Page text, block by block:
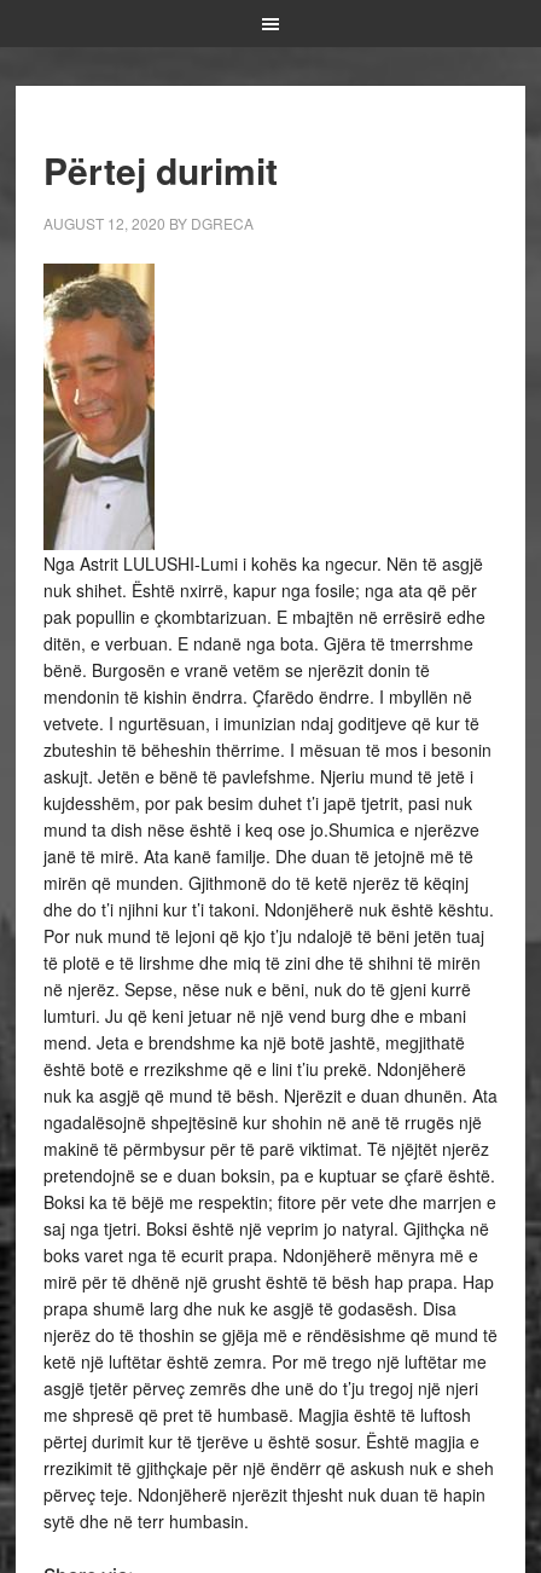
Përtej durimit
AUGUST 12, 2020 BY DGRECA
Nga Astrit LULUSHI-Lumi i kohës ka ngecur. Nën të asgjë
nuk shihet. Është nxirrë, kapur nga fosile; nga ata që për
pak popullin e çkombtarizuan. E mbajtën në errësirë edhe
ditën, e verbuan. E ndanë nga bota. Gjëra të tmerrshme
bënë. Burgosën e vranë vetëm se njerëzit donin të
mendonin të kishin ëndrra. Çfarëdo ëndrre. I mbyllën në
vetvete. I ngurtësuan, i imunizian ndaj goditjeve që kur të
zbuteshin të bëheshin thërrime. I mësuan të mos i besonin
askujt. Jetën e bënë të pavlefshme. Njeriu mund të jetë i
kujdesshëm, por pak besim duhet t’i japë tjetrit, pasi nuk
mund ta dish nëse është i keq ose jo.Shumica e njerëzve
janë të mirë. Ata kanë familje. Dhe duan të jetojnë më të
mirën që munden. Gjithmonë do të ketë njerëz të këqinj
dhe do t’i njihni kur t’i takoni. Ndonjëherë nuk është kështu.
Por nuk mund të lejoni që kjo t’ju ndalojë të bëni jetën tuaj
të plotë e të lirshme dhe miq të zini dhe të shihni të mirën
në njerëz. Sepse, nëse nuk e bëni, nuk do të gjeni kurrë
lumturi. Ju që keni jetuar në një vend burg dhe e mbani
mend. Jeta e brendshme ka një botë jashtë, megjithatë
është botë e rrezikshme që e lini t’iu prekë. Ndonjëherë
nuk ka asgjë që mund të bësh. Njerëzit e duan dhunën. Ata
ngadalësojnë shpejtësinë kur shohin në anë të rrugës një
makinë të përmbysur për të parë viktimat. Të njëjtët njerëz
pretendojnë se e duan boksin, pa e kuptuar se çfarë është.
Boksi ka të bëjë me respektin; fitore për vete dhe marrjen e
saj nga tjetri. Boksi është një veprim jo natyral. Gjithçka në
boks varet nga të ecurit prapa. Ndonjëherë mënyra më e
mirë për të dhënë një grusht është të bësh hap prapa. Hap
prapa shumë larg dhe nuk ke asgjë të godasësh. Disa
njerëz do të thoshin se gjëja më e rëndësishme që mund të
ketë një luftëtar është zemra. Por më trego një luftëtar me
asgjë tjetër përveç zemrës dhe unë do t’ju tregoj një njeri
me shpresë që pret të humbasë. Magjia është të luftosh
përtej durimit kur të tjerëve u është sosur. Është magjia e
rrezikimit të gjithçkaje për një ëndërr që askush nuk e sheh
përveç teje. Ndonjëherë njerëzit thjesht nuk duan të hapin
sytë dhe në terr humbasin.